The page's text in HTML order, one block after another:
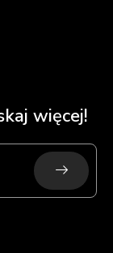
więcej!
Submit